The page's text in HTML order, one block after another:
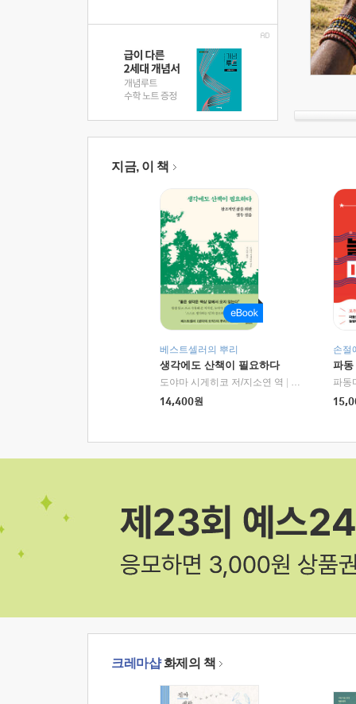
지금, 이 책
베스트셀러의 뿌리
생각에도 산책이 필요하다
도야마 시게히코 저/지소연 역
알에이치코리
14,400원
손절
파동
파동
크레마샵화제의 책